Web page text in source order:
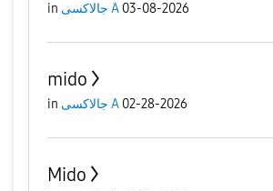
in جالاكسى A 03-08-2026
mido
in جالاكسى A 02-28-2026
Mido